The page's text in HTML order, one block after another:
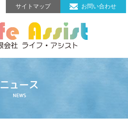
サイトマップ お問い合わせ
ニュース
NEWS